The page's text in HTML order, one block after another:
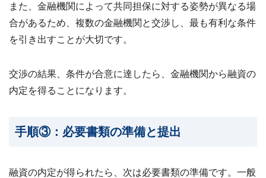
また、金融機関によって共同担保に対する姿勢が異なる場
合があるため、複数の金融機関と交渉し、最も有利な条件
を引き出すことが大切です。
交渉の結果、条件が合意に達したら、金融機関から融資の
内定を得ることになります。
手順③：必要書類の準備と提出
融資の内定が得られたら、次は必要書類の準備です。一般